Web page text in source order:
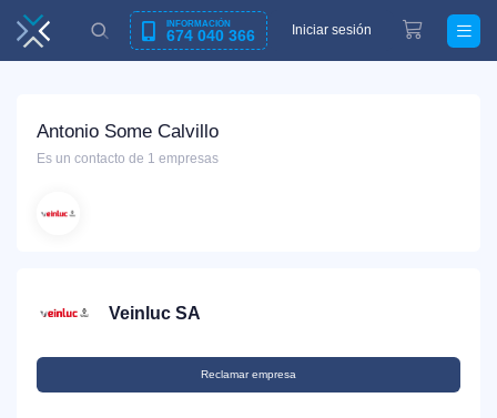
INFORMACIÓN
674 040 366 Iniciar sesión
Antonio Some Calvillo
Es un contacto de 1 empresas
Veinluc SA
Reclamar empresa